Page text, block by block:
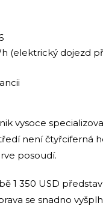
(elektrický dojezd
vysoce
není čtyřciferná
posoudí.
1 350 USD
se snadno